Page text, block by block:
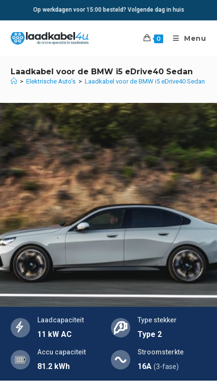
Op werkdagen voor 15:00 besteld? Volgende dag in huis
0 Menu
Laadkabel voor de BMW i5 eDrive40 Sedan
> Elektrische Auto's > Laadkabel voor de BMW i5 eDrive40 Sedan
Laadcapaciteit
11 kW AC
Type stekker
Type 2
Accu capaciteit
81.2 kWh
Stroomsterkte
16A (3-fase)